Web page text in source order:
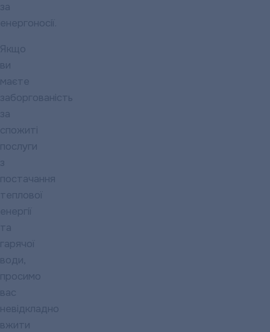
за
енергоносії.
Якщо
ви
маєте
заборгованість
за
спожиті
послуги
з
постачання
теплової
енергії
та
гарячої
води,
просимо
вас
невідкладно
вжити